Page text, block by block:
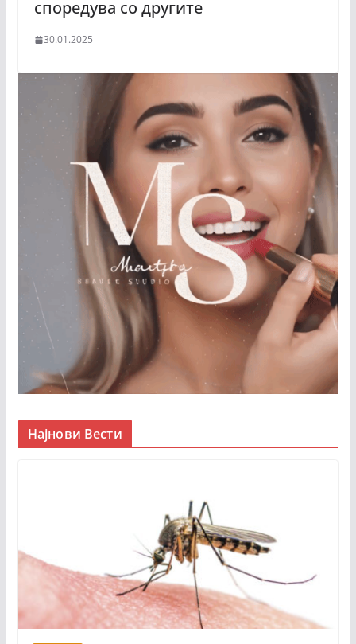
споредува со другите
30.01.2025
Најнови Вести